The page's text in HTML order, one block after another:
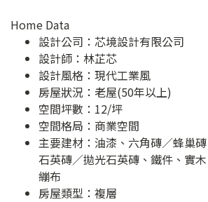
Home Data
設計公司： 芯境設計有限公司
設計師：林芷芯
設計風格：現代工業風
房屋狀況：老屋(50年以上)
空間坪數：12/坪
空間格局：商業空間
主要建材：油漆、六角磚／蜂巢
石英磚／拋光石英磚、鐵件、實
繃布
房屋類型：複層